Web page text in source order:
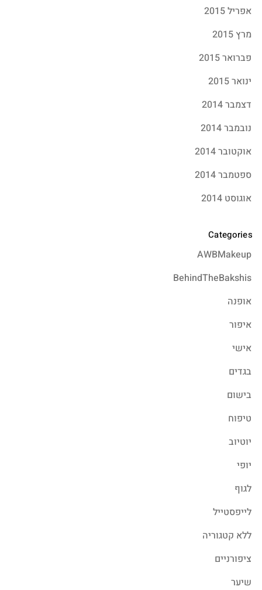
אפריל 2015
מרץ 2015
פברואר 2015
ינואר 2015
דצמבר 2014
נובמבר 2014
אוקטובר 2014
ספטמבר 2014
אוגוסט 2014
Categories
AWBMakeup
BehindTheBakshis
אופנה
איפור
אישי
בגדים
בישום
טיפוח
יוטיוב
יופי
לגוף
לייפסטייל
ללא קטגוריה
ציפורניים
שיער